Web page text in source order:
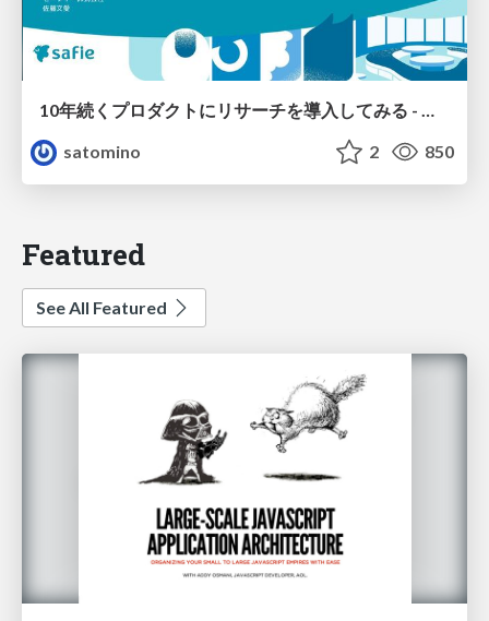
10年続くプロダクトにリサーチを導入してみる - 社内から始める第一歩 -
satomino
2 850
Featured
See All Featured